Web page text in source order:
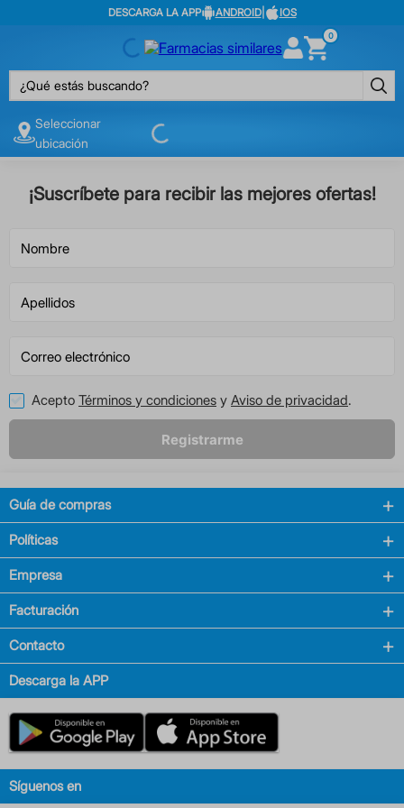
DESCARGA LA APP ANDROID| IOS
0
¿Qué estás buscando?
Seleccionar
ubicación
¡Suscríbete para recibir las mejores ofertas!
Acepto Términos y condiciones y Aviso de privacidad.
Registrarme
Guía de compras
Políticas
Empresa
Facturación
Contacto
Descarga la APP
Síguenos en